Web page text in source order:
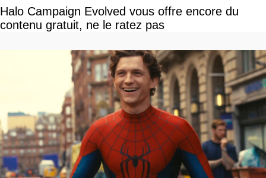
Halo Campaign Evolved vous offre encore du
contenu gratuit, ne le ratez pas